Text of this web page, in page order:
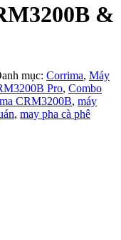
&
mục: Corrima, Máy
Pro, Combo
CRM3200B, máy
, may pha cà phê